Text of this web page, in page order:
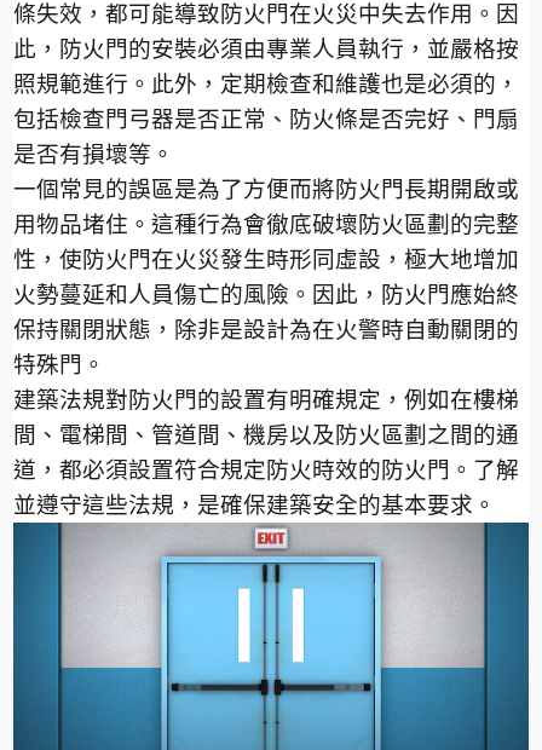
條失效，都可能導致防火門在火災中失去作用。因
此，防火門的安裝必須由專業人員執行，並嚴格按
照規範進行。此外，定期檢查和維護也是必須的，
包括檢查門弓器是否正常、防火條是否完好、門扇
是否有損壞等。
一個常見的誤區是為了方便而將防火門長期開啟或
用物品堵住。這種行為會徹底破壞防火區劃的完整
性，使防火門在火災發生時形同虛設，極大地增加
火勢蔓延和人員傷亡的風險。因此，防火門應始終
保持關閉狀態，除非是設計為在火警時自動關閉的
特殊門。
建築法規對防火門的設置有明確規定，例如在樓梯
間、電梯間、管道間、機房以及防火區劃之間的通
道，都必須設置符合規定防火時效的防火門。了解
並遵守這些法規，是確保建築安全的基本要求。